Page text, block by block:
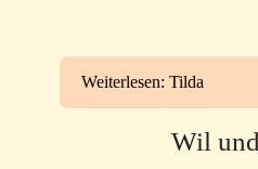
Weiterlesen: Tilda
Wil